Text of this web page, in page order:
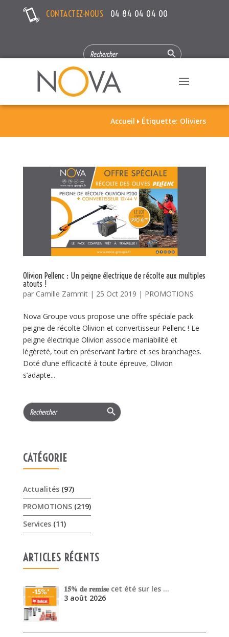
CONTACTEZ-NOUS 04 84 04 04 00
SEARCH
FOR:
Search Button
Accueil  Étiquette: Oliviers
Olivion Pellenc : Un peigne électrique de récolte aux multiples
atouts !
par Camille Zammit| 25 Oct 2019 | PROMOTIONS
Nova Groupe vous propose une offre spéciale pack
peigne de récolte Olivion et convertisseur Pellenc ! Le
peigne électrique Olivion associe maniabilité et
légèreté, tout en préservant l’arbre et ses branchages.
Doté d’une efficacité à toute épreuve, Olivion
s’adapte...
Search
for:
Search Button
CATÉGORIE
Actualités(97)
PROMOTIONS(219)
Services(11)
ARTICLES RÉCENTS
𝟏𝟓% 𝐝𝐞 𝐫𝐞𝐦𝐢𝐬𝐞 cet été sur les …
3 août 2026